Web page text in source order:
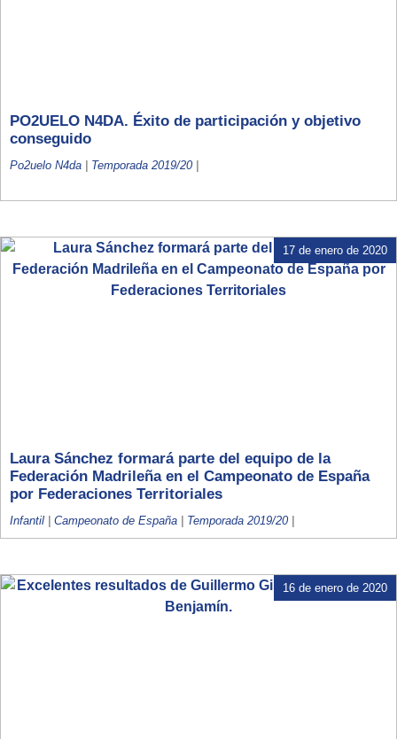
PO2UELO N4DA. Éxito de participación y objetivo
conseguido
Po2uelo N4da | Temporada 2019/20 |
17 de enero de 2020
Laura Sánchez formará parte del equipo de la
Federación Madrileña en el Campeonato de España
por Federaciones Territoriales
Infantil | Campeonato de España | Temporada 2019/20 |
16 de enero de 2020